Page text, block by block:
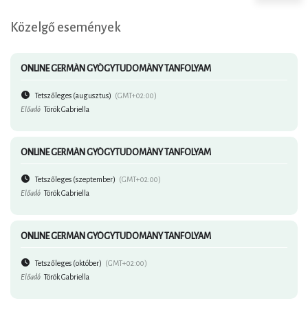
Közelgő események
ONLINE GERMÁN GYÓGYTUDOMÁNY TANFOLYAM
Tetszőleges (augusztus) (GMT+02:00)
Előadó Török Gabriella
ONLINE GERMÁN GYÓGYTUDOMÁNY TANFOLYAM
Tetszőleges (szeptember) (GMT+02:00)
Előadó Török Gabriella
ONLINE GERMÁN GYÓGYTUDOMÁNY TANFOLYAM
Tetszőleges (október) (GMT+02:00)
Előadó Török Gabriella